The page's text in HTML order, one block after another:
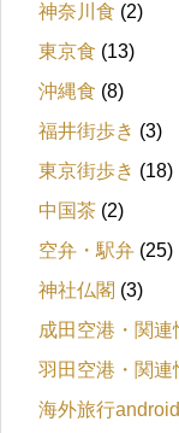
神奈川食 (2)
東京食 (13)
沖縄食 (8)
福井街歩き (3)
東京街歩き (18)
中国茶 (2)
空弁・駅弁 (25)
神社仏閣 (3)
成田空港・関連
羽田空港・関連
海外旅行